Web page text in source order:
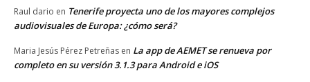
Raul dario en Tenerife proyecta uno de los mayores complejos
audiovisuales de Europa: ¿cómo será?
Maria Jesús Pérez Petreñas en La app de AEMET se renueva por
completo en su versión 3.1.3 para Android e iOS